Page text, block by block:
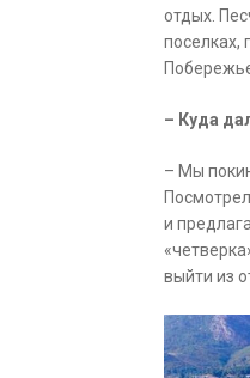
отдых.
поселках,
– Куда
– Мы
и
выйти из